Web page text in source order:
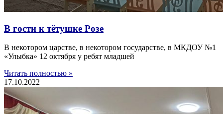
В гости к тётушке Розе
В некотором царстве, в некотором государстве, в МКДОУ №1
«Улыбка» 12 октября у ребят младшей
Читать полностью »
17.10.2022